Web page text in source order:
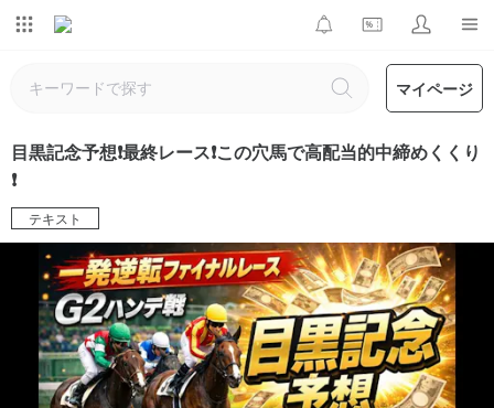
マイページ
目黒記念予想❗️最終レース❗️この穴馬で高配当的中締めくくり
❗️
テキスト